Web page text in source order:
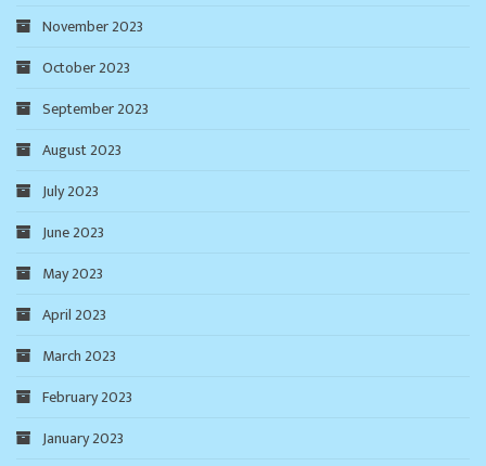
November 2023
October 2023
September 2023
August 2023
July 2023
June 2023
May 2023
April 2023
March 2023
February 2023
January 2023